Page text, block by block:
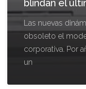
blindan el
Las nuevas
obsoleto el
corporativa. Por
un